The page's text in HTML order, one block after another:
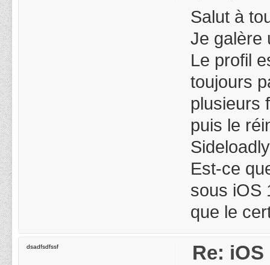
Salut à
Je galère
Le profil
toujours
plusieurs
puis le
Est-ce
sous iOS
que le
Re:
dsadfsdfssf